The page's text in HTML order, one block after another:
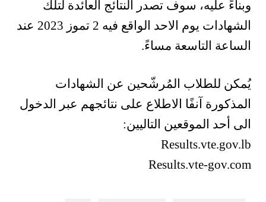
وبناءً عليه، سوف تصدر النتائج العائدة لتلك
الشهادات يوم الاحد الواقع فيه 2 تموز 2023 عند
الساعة التاسعة مساءً.
يُمكن للطلاب المُرشّحين عن الشهادات
المذكورة آنفًا الاطلاع على نتائجهم عبر الدخول
الى أحد الموقعين التاليين:
Results.vte.gov.lb
Results.vte-gov.com